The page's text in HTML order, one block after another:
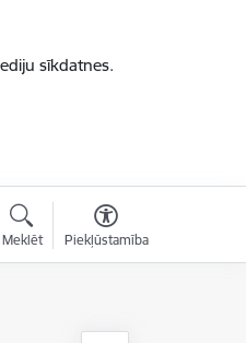
sīkdatnes.
Meklēt Piekļūstamība